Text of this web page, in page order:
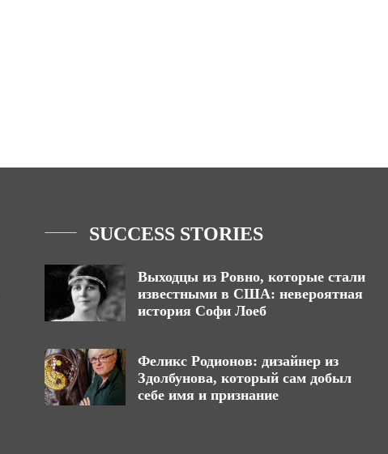
SUCCESS STORIES
Выходцы из Ровно, которые стали
известными в США: невероятная
история Софи Лоеб
Феликс Родионов: дизайнер из
Здолбунова, который сам добыл
себе имя и признание